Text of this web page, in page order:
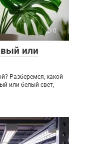
0
или
Разберемся, какой
или белый свет,